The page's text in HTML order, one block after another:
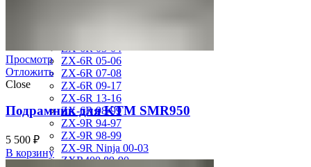
ZX-6R 03-04
ZX-6R 05-06
ZX-6R 07-08
ZX-6R 09-17
ZX-6R 13-16
ZX-6R 98-99
ZX-9R 94-97
ZX-9R 98-99
ZX-9R Ninja 00-03
ZXR400 89-90
Просмотр
Отложить
Close
Подрамник для KTM SMR950
5 500 ₽
В корзину